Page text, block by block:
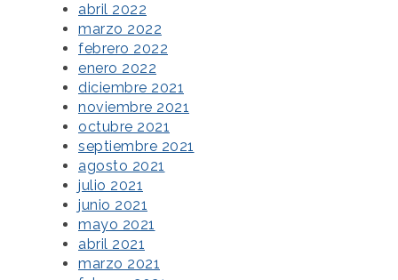
abril 2022
marzo 2022
febrero 2022
enero 2022
diciembre 2021
noviembre 2021
octubre 2021
septiembre 2021
agosto 2021
julio 2021
junio 2021
mayo 2021
abril 2021
marzo 2021